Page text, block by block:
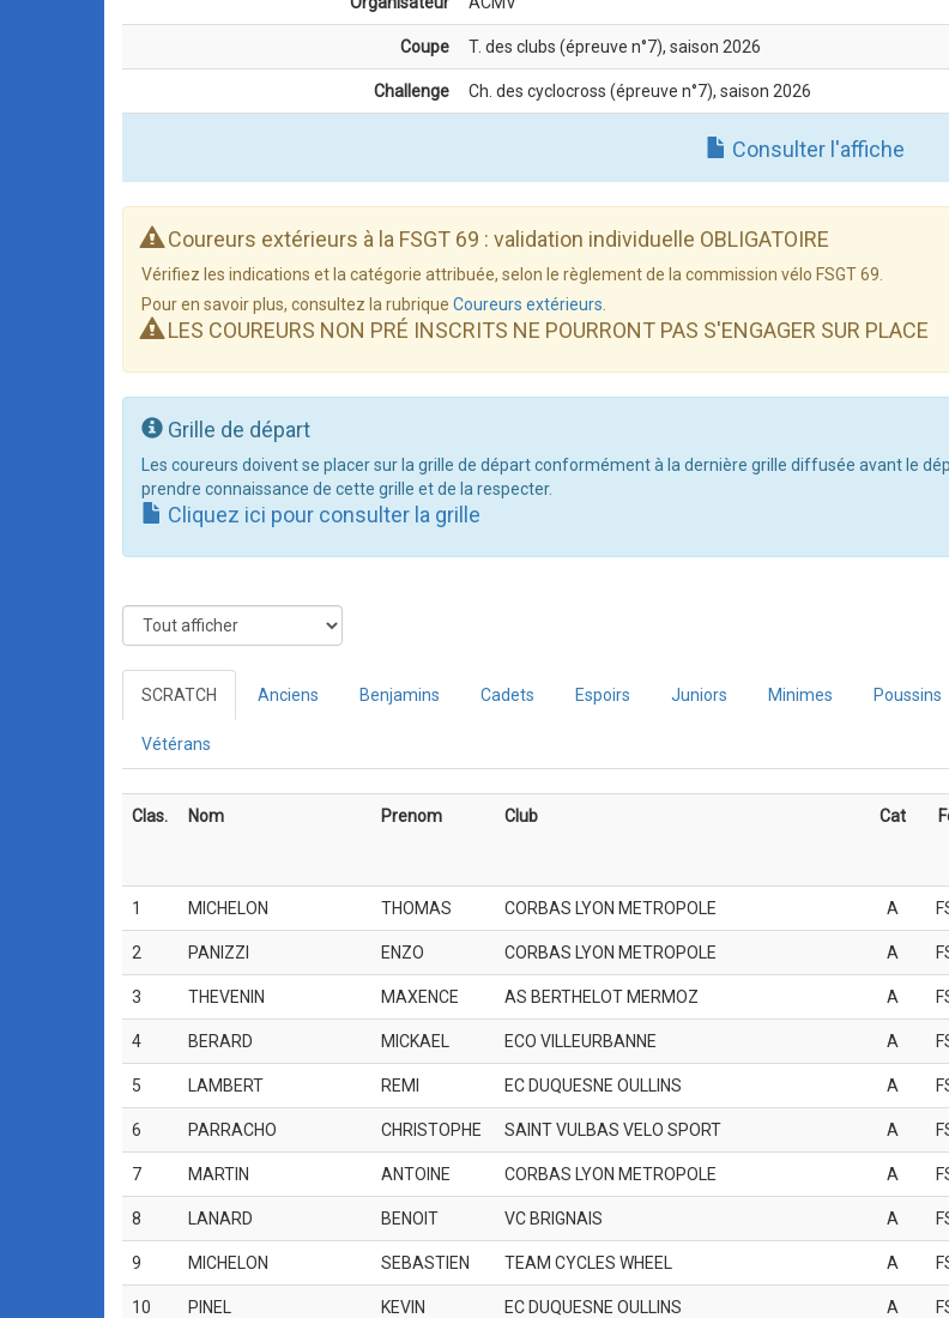
Coupe T. des clubs (épreuve n°7), saison 2026
Challenge Ch. des cyclocross (épreuve n°7), saison 2026
Consulter l'affiche
Coureurs extérieurs à la FSGT 69 : validation individuelle OBLIGATOIRE
Vérifiez les indications et la catégorie attribuée, selon le règlement de la commission vélo FSGT 69.
Pour en savoir plus, consultez la rubrique Coureurs extérieurs
LES COUREURS NON PRÉ INSCRITS NE POURRONT PAS S'ENGAGER SUR PLACE
Grille de départ
Les coureurs doivent se placer sur la grille de départ conformément à la dernière grille diffusée avant le
prendre connaissance de cette grille et de la respecter.
Cliquez ici pour consulter la grille
SCRATCH Anciens Benjamins Cadets Espoirs Juniors Minimes Poussins
Vétérans
Clas. Nom Prenom Club Cat
1 MICHELON THOMAS CORBAS LYON METROPOLE A
2 PANIZZI ENZO CORBAS LYON METROPOLE A
3 THEVENIN MAXENCE AS BERTHELOT MERMOZ A
4 BERARD MICKAEL ECO VILLEURBANNE A
5 LAMBERT REMI EC DUQUESNE OULLINS A
6 PARRACHO CHRISTOPHE SAINT VULBAS VELO SPORT A
7 MARTIN ANTOINE CORBAS LYON METROPOLE A
8 LANARD BENOIT VC BRIGNAIS A
9 MICHELON SEBASTIEN TEAM CYCLES WHEEL A
10 PINEL KEVIN EC DUQUESNE OULLINS A